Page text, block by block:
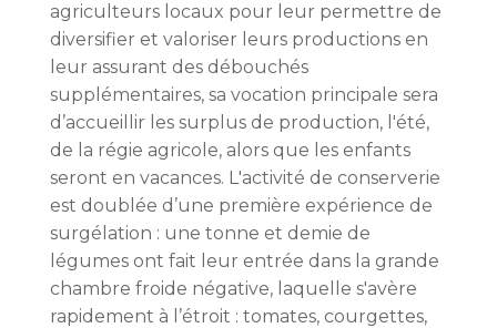
agriculteurs locaux pour leur permettre de
diversifier et valoriser leurs productions en
leur assurant des débouchés
supplémentaires, sa vocation principale sera
d’accueillir les surplus de production, l'été,
de la régie agricole, alors que les enfants
seront en vacances. L'activité de conserverie
est doublée d’une première expérience de
surgélation : une tonne et demie de
légumes ont fait leur entrée dans la grande
chambre froide négative, laquelle s'avère
rapidement à l’étroit : tomates, courgettes,